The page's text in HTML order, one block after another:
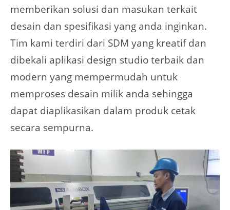
memberikan solusi dan masukan terkait
desain dan spesifikasi yang anda inginkan.
Tim kami terdiri dari SDM yang kreatif dan
dibekali aplikasi design studio terbaik dan
modern yang mempermudah untuk
memproses desain milik anda sehingga
dapat diaplikasikan dalam produk cetak
secara sempurna.